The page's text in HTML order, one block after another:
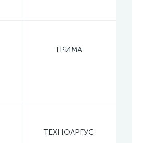
ТРИМА
ТЕХНОАРГУС